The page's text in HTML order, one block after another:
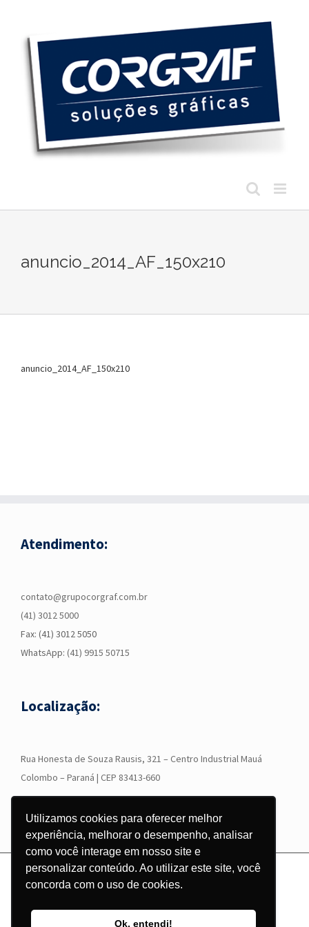
Utilizamos cookies para oferecer melhor
experiência, melhorar o desempenho, analisar
como você interage em nosso site e
personalizar conteúdo. Ao utilizar este site, você
concorda com o uso de cookies.
Ok, entendi!
conteúdo
anuncio_2014_AF_150x210
anuncio_2014_AF_150x210
Atendimento:
contato@grupocorgraf.com.br
(41) 3012 5000
Fax: (41) 3012 5050
WhatsApp: (41) 9915 50715
Localização:
Rua Honesta de Souza Rausis, 321 – Centro Industrial Mauá
Colombo – Paraná | CEP 83413-660
© Copyright
2026 - Grupo Corgraf - Todos os direitos reservados |
InstagramFacebookLinkedIn